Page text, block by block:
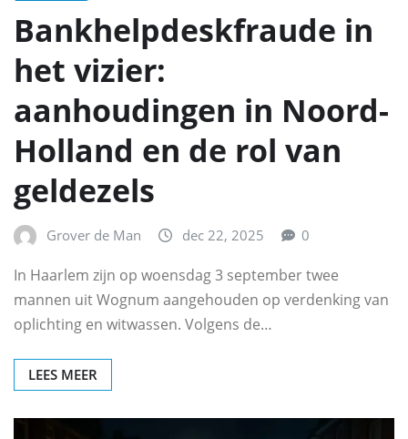
Bankhelpdeskfraude in
het vizier:
aanhoudingen in Noord-
Holland en de rol van
geldezels
Grover de Man dec 22, 2025 0
In Haarlem zijn op woensdag 3 september twee
mannen uit Wognum aangehouden op verdenking van
oplichting en witwassen. Volgens de…
LEES MEER